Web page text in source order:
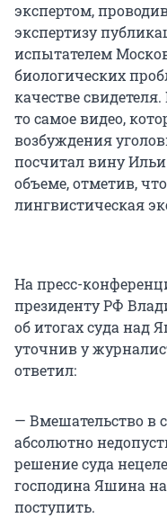
экспертом,
экспертизу
испытателем
биологических
качестве
то самое видео,
возбуждения
посчитал вину
объеме, отметив,
лингвистическая
На пресс-
президенту РФ
об итогах суда над
уточнив у
ответил:
— Вмешательство в
абсолютно
решение суда
господина Яшина
поступить.